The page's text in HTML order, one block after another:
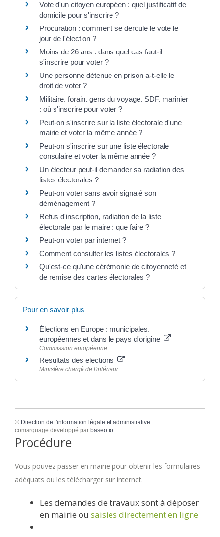
Vote d'un citoyen européen : quel justificatif de
domicile pour s'inscrire ?
Procuration : comment se déroule le vote le
jour de l'élection ?
Moins de 26 ans : dans quel cas faut-il
s'inscrire pour voter ?
Une personne détenue en prison a-t-elle le
droit de voter ?
Militaire, forain, gens du voyage, SDF, marinier
: où s'inscrire pour voter ?
Peut-on s'inscrire sur la liste électorale d'une
mairie et voter la même année ?
Peut-on s'inscrire sur une liste électorale
consulaire et voter la même année ?
Un électeur peut-il demander sa radiation des
listes électorales ?
Peut-on voter sans avoir signalé son
déménagement ?
Refus d'inscription, radiation de la liste
électorale par le maire : que faire ?
Peut-on voter par internet ?
Comment consulter les listes électorales ?
Qu'est-ce qu'une cérémonie de citoyenneté et
de remise des cartes électorales ?
Pour en savoir plus
Élections en Europe : municipales,
européennes et dans le pays d'origine
Commission européenne
Résultats des élections
Ministère chargé de l'intérieur
© Direction de l'information légale et administrative
comarquage developpé par baseo.io
Procédure
Vous pouvez passer en mairie pour obtenir les formulaires
adéquats ou les télécharger sur internet.
Les demandes de travaux sont à déposer
en mairie ou saisies directement en ligne